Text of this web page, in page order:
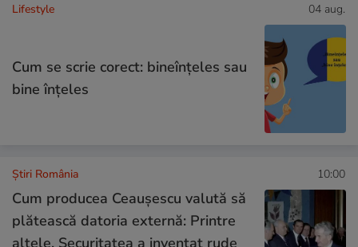
Lifestyle 04 aug.
Cum se scrie corect: bineînțeles sau
bine înțeles
Știri România 10:00
Cum producea Ceaușescu valută să
plătească datoria externă: Printre
altele, Securitatea a inventat rude